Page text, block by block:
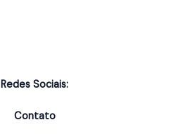
Redes Sociais:
Contato